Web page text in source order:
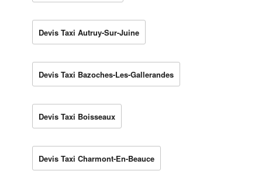
Devis Taxi Autruy-Sur-Juine
Devis Taxi Bazoches-Les-Gallerandes
Devis Taxi Boisseaux
Devis Taxi Charmont-En-Beauce